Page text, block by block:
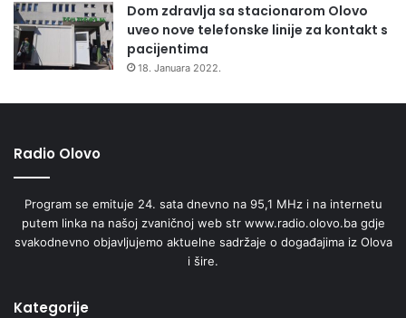
Dom zdravlja sa stacionarom Olovo
uveo nove telefonske linije za kontakt s
pacijentima
18. Januara 2022.
Radio Olovo
Program se emituje 24. sata dnevno na 95,1 MHz i na internetu
putem linka na našoj zvaničnoj web str www.radio.olovo.ba gdje
svakodnevno objavljujemo aktuelne sadržaje o događajima iz Olova
i šire.
Kategorije